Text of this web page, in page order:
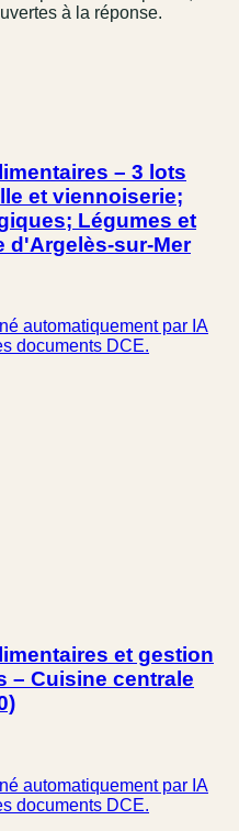
à la réponse.
– 3 lots
et viennoiserie;
Légumes et
d'Argelès-sur-Mer
automatiquement par IA
documents DCE.
et gestion
– Cuisine centrale
automatiquement par IA
documents DCE.